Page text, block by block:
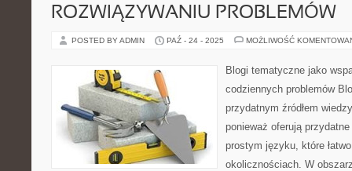
ROZWIĄZYWANIU PROBLEMÓW
POSTED BY ADMIN PAŹ - 24 - 2025 MOŻLIWOŚĆ
Blogi tematyczne jako
codziennych problemów
przydatnym źródłem
ponieważ oferują
prostym języku, które
okolicznościach. W